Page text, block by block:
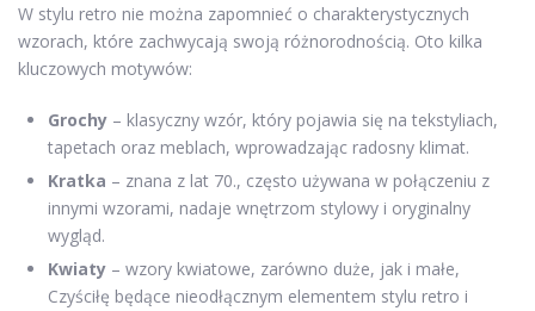
W stylu retro nie można zapomnieć o charakterystycznych
wzorach, które zachwycają swoją różnorodnością. Oto kilka
kluczowych motywów:
Grochy – klasyczny wzór, który pojawia się na tekstyliach,
tapetach oraz meblach, wprowadzając radosny klimat.
Kratka – znana z lat 70., często używana w połączeniu z
innymi wzorami, nadaje wnętrzom stylowy i oryginalny
wygląd.
Kwiaty – wzory kwiatowe, zarówno duże, jak i małe,
Czyściłę będące nieodłącznym elementem stylu retro i